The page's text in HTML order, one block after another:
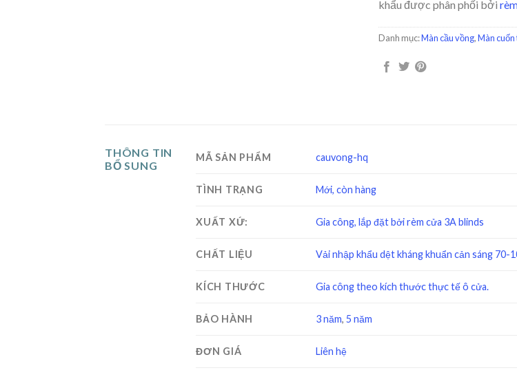
khẩu được phân phối bởi
Danh mục:Màn cầu vồng,Màn
THÔNG TIN
BỔ SUNG
MÃ SẢN PHẨM cauvong-hq
TÌNH TRẠNG Mới, còn hàng
XUẤT XỨ: Gia công, lắp đặt bởi rèm cửa 3A blinds
CHẤT LIỆU Vải nhập khẩu dệt kháng khuẩn cản sáng 70-
KÍCH THƯỚC Gia công theo kích thước thực tế ô cửa.
BẢO HÀNH 3 năm, 5 năm
ĐƠN GIÁ Liên hệ